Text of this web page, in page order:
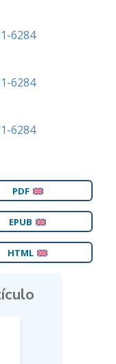
6284
6284
6284
PDF
EPUB
HTML